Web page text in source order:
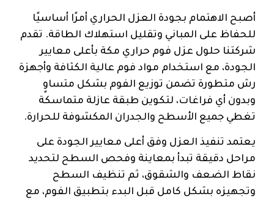
أصبح الاهتمام بجودة العزل الحراري أمرًا أساسيًا
للحفاظ على المباني وتقليل استهلاك الطاقة. تقدم
شركتنا حلول عزل فوم حراري مكة بأعلى معايير
الجودة، مع استخدام مواد فوم عالية الكثافة وأجهزة
رش متطورة تضمن توزيع الفوم بشكل متساوٍ
وبدون أي فراغات، لتكوين طبقة عازلة متماسكة
تغطي جميع الأسطح والجدران المكشوفة للحرارة.
يعتمد تنفيذ العزل وفق أعلى معايير الجودة على
مراحل دقيقة تبدأ بمعاينة وفحص السطح لتحديد
نقاط الضعف والشقوق، ثم تنظيف السطح
وتجهيزه بشكل كامل قبل البدء بتطبيق الفوم، مع